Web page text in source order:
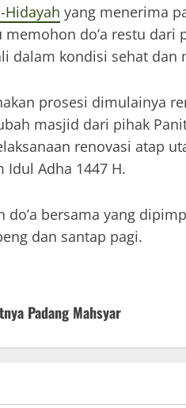
Hidayah yang menerima
do’a restu dari
dalam kondisi sehat dan
prosesi dimulainya
masjid dari pihak
renovasi atap
Idul Adha 1447 H.
do’a bersama yang
dan santap pagi.
Padang Mahsyar